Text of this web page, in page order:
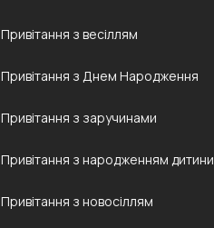
Привітання з весіллям
Привітання з Днем Народження
Привітання з заручинами
Привітання з народженням дитини
Привітання з новосіллям